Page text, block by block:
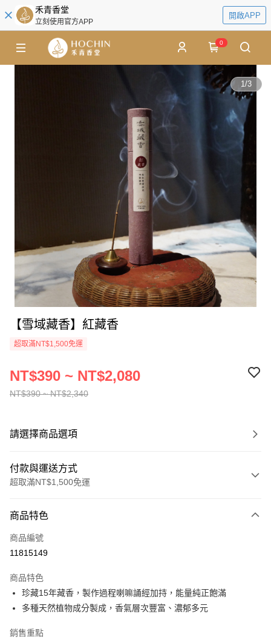
禾青香堂
立刻使用官方APP
開啟APP
0
1/3
【雪域藏香】紅藏香
超取滿NT$1,500免運
NT$390 ~ NT$2,340
NT$390 ~ NT$2,080
請選擇商品選項
付款與運送方式
超取滿NT$1,500免運
信用卡一次付款
超商取貨付款
Apple Pay
街口支付
悠遊付
商品特色
商品編號
11815149
商品特色
珍藏15年藏香，製作過程喇嘛誦經加持，能量純正飽滿
多種天然植物成分製成，香氣層次豐富、濃郁多元
銷售重點